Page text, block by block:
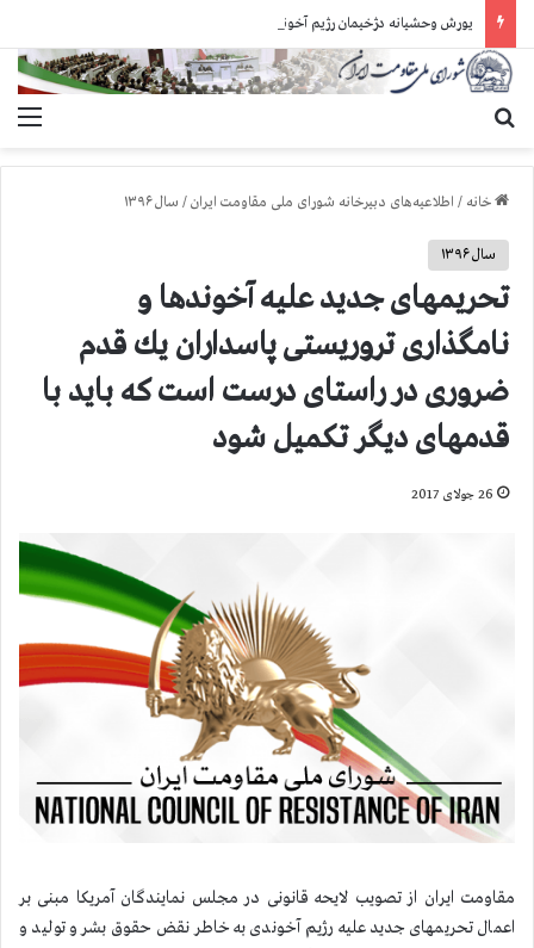
خانه / اطلاعیه‌های دبیرخانه شورای ملی مقاومت ایران/ سال ۱۳۹۶
سال ۱۳۹۶
تحریمهای جدید علیه آخوندها و
نامگذاری تروریستی پاسداران یك قدم
ضروری در راستای درست است كه باید با
قدمهای دیگر تكمیل شود
26 جولای 2017
مقاومت ایران از تصویب لایحه قانونی در مجلس نمایندگان آمریكا مبنی بر
اعمال تحریمهای جدید علیه رژیم آخوندی به خاطر نقض حقوق بشر و تولید و